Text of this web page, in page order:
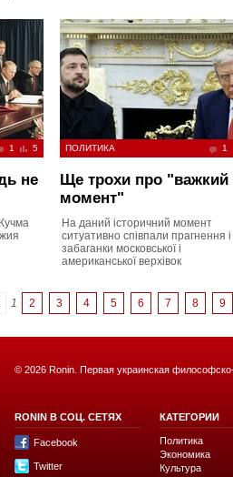
1 5
не
ПОЛИТИКА 1
Ще трохи про "важкий
момент"
На даний історичний момент
ситуативно співпали прагнення і
забаганки московської і
американської верхівок
1 2 3 4 5 6 7 8 9
© 2026 Ronin. Первая украинская
RONIN В СОЦ. СЕТЯХ
Facebook
Twitter
КАТЕГОРИИ
Политика
Экономика
Культура